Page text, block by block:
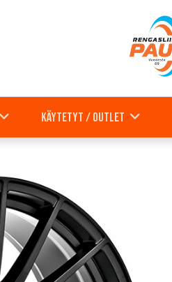
Käytetyt / outlet